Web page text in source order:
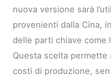
nuova versione sarà
provenienti dalla Cina,
delle parti chiave come
Questa scelta permette
costi di produzione,